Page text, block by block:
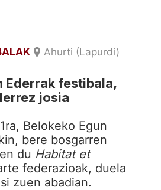
Ahurti (Lapurdi)
Ederrak festibala,
josia
Belokeko Egun
bere bosgarren
du Habitat et
federazioak, duela
zuen abadian.